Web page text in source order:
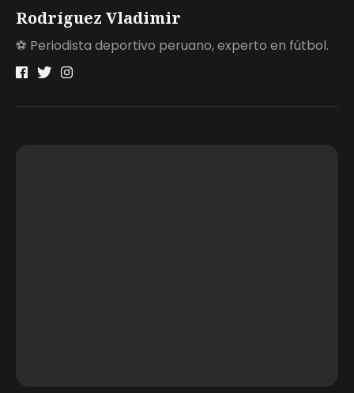
Rodríguez Vladimir
⚽ Periodista deportivo peruano, experto en fútbol.